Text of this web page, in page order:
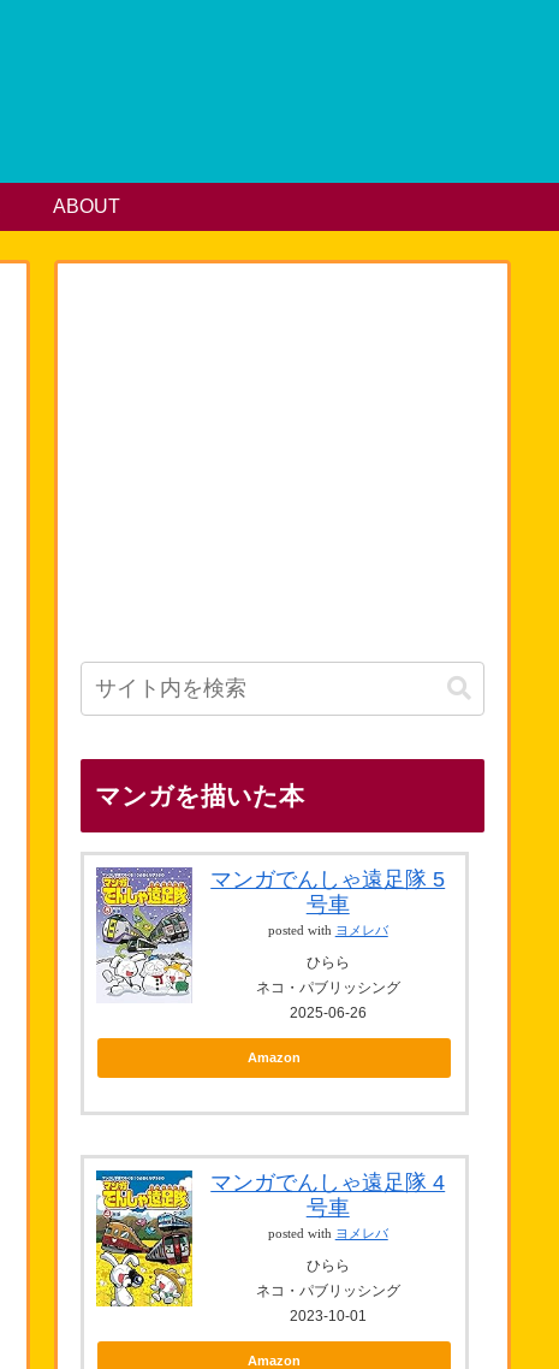
ABOUT
マンガを描いた本
マンガでんしゃ遠足隊 5
号車
posted with ヨメレバ
ひらら
ネコ・パブリッシング
2025-06-26
Amazon
マンガでんしゃ遠足隊 4
号車
posted with ヨメレバ
ひらら
ネコ・パブリッシング
2023-10-01
Amazon